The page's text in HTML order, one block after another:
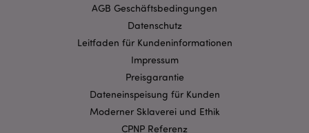
AGB Geschäftsbedingungen
Datenschutz
Leitfaden für Kundeninformationen
Impressum
Preisgarantie
Dateneinspeisung für Kunden
Moderner Sklaverei und Ethik
CPNP Referenz
Streng-notwendige-Cookies ermöglichen
Kernfunktionen der Website wie die
Benutzeranmeldung und die Kontoverwaltung.
Ohne unbedingt notwendige cookies kann die
CookieScriptConsent
.puckator.de